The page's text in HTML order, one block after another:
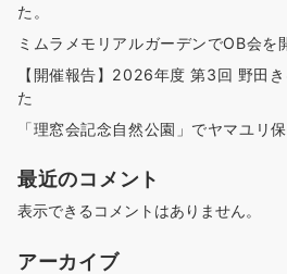
た。
ミムラメモリアルガーデンでOB会を
【開催報告】2026年度 第3回 野田
た
「理窓会記念自然公園」でヤマユリ
最近のコメント
表示できるコメントはありません。
アーカイブ